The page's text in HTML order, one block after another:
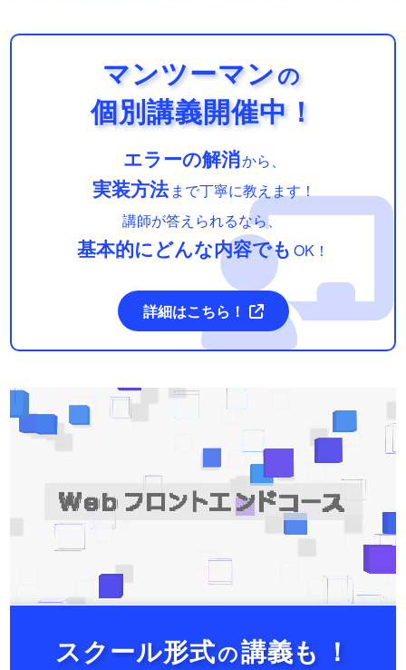
マンツーマンの
個別講義開催中！
エラーの解消から、
実装方法 まで丁寧に教えます！
講師が答えられるなら、
基本的にどんな内容でも OK！
詳細はこちら！
スクール形式の講義も ！